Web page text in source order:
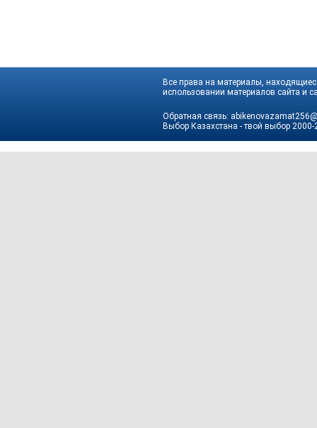
Все права на материалы,
использовании материалов сайта и
Обратная связь:
Выбор Казахстана - твой выбор 2000-